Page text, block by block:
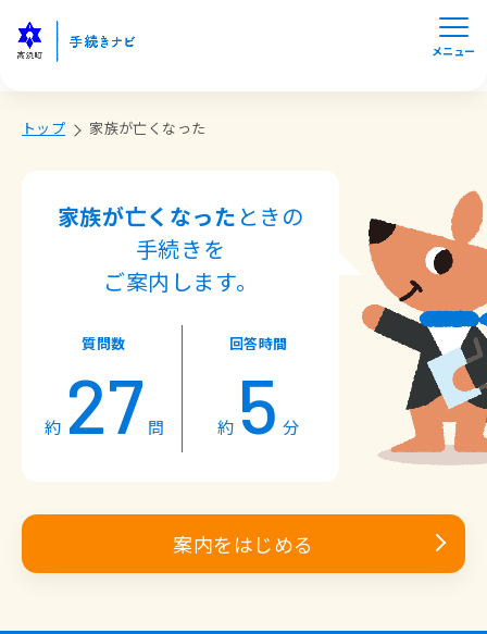
メニュー
トップ 家族が亡くなった
家族が亡くなった ときの
手続きを
ご案内します。
質問数
約 27 問
回答時間
約 5 分
案内をはじめる